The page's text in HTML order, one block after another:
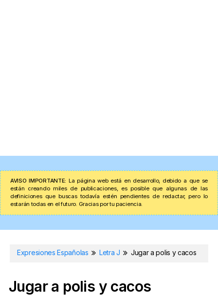
AVISO IMPORTANTE: La página web está en desarrollo, debido a que se
están creando miles de publicaciones, es posible que algunas de las
definiciones que buscas todavía estén pendientes de redactar, pero lo
estarán todas en el futuro. Gracias por tu paciencia.
Expresiones Españolas Letra J Jugar a polis y cacos
Jugar a polis y cacos